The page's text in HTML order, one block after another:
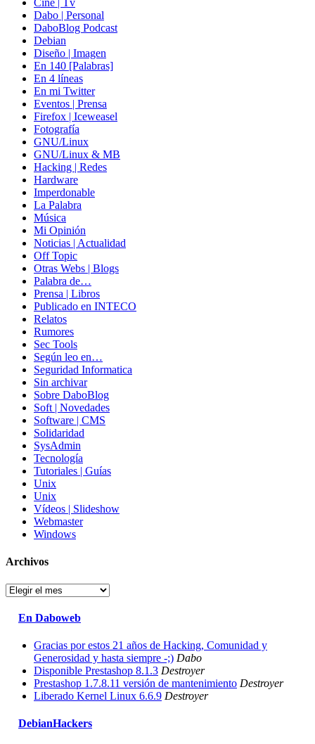
Cine | Tv
Dabo | Personal
DaboBlog Podcast
Debian
Diseño | Imagen
En 140 [Palabras]
En 4 líneas
En mi Twitter
Eventos | Prensa
Firefox | Iceweasel
Fotografía
GNU/Linux
GNU/Linux & MB
Hacking | Redes
Hardware
Imperdonable
La Palabra
Música
Mi Opinión
Noticias | Actualidad
Off Topic
Otras Webs | Blogs
Palabra de…
Prensa | Libros
Publicado en INTECO
Relatos
Rumores
Sec Tools
Según leo en…
Seguridad Informatica
Sin archivar
Sobre DaboBlog
Soft | Novedades
Software | CMS
Solidaridad
SysAdmin
Tecnología
Tutoriales | Guías
Unix
Unix
Vídeos | Slideshow
Webmaster
Windows
Archivos
Archivos
En Daboweb
Gracias por estos 21 años de Hacking, Comunidad y
Generosidad y hasta siempre -;) Dabo
Disponible Prestashop 8.1.3 Destroyer
Prestashop 1.7.8.11 versión de mantenimiento Destroyer
Liberado Kernel Linux 6.6.9 Destroyer
DebianHackers